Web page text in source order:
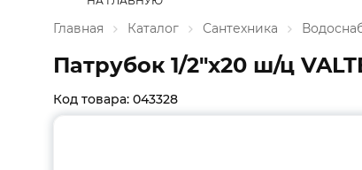
Главная Каталог Сантехника
Патрубок 1/2"х20 ш/ц
Код товара: 043328